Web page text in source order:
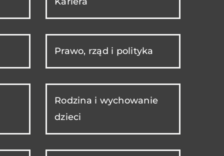
Prawo, rząd i polityka
Rodzina i wychowanie
dzieci